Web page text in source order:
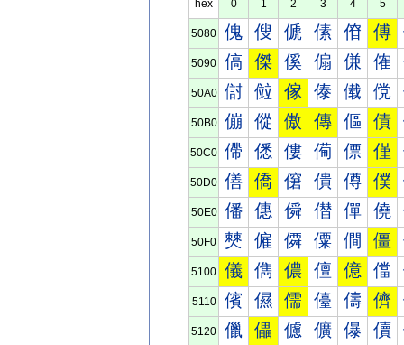
hex 0 1 2 3 4 5
5080 傀 傁 傂 傃 傄 傅
5090 傐 傑 傒 傓 傔 傕
50A0 傠 傡 傢 傣 傤 傥
50B0 傰 傱 傲 傳 傴 債
50C0 僀 僁 僂 僃 僄 僅
50D0 僐 僑 僒 僓 僔 僕
50E0 僠 僡 僢 僣 僤 僥
50F0 僰 僱 僲 僳 僴 僵
5100 儀 儁 儂 儃 億 儅
5110 儐 儑 儒 儓 儔 儕
5120 儠 儡 儢 儣 儤 儥